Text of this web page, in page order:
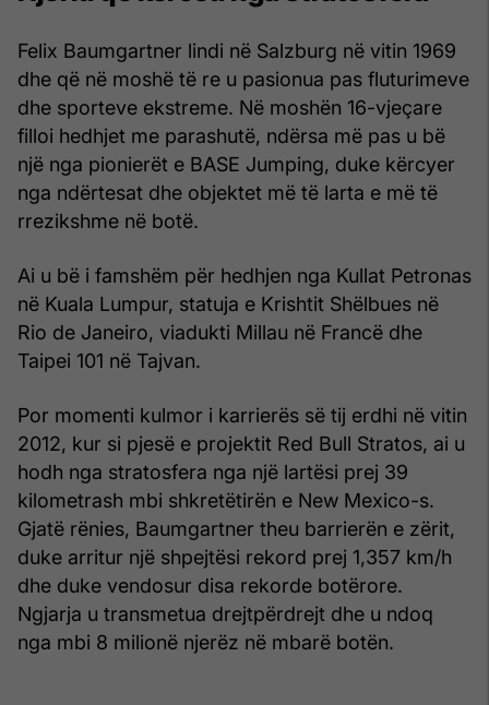
Felix Baumgartner lindi në Salzburg në vitin 1969
dhe që në moshë të re u pasionua pas fluturimeve
dhe sporteve ekstreme. Në moshën 16-vjeçare
filloi hedhjet me parashutë, ndërsa më pas u bë
një nga pionierët e BASE Jumping, duke kërcyer
nga ndërtesat dhe objektet më të larta e më të
rrezikshme në botë.
Ai u bë i famshëm për hedhjen nga Kullat Petronas
në Kuala Lumpur, statuja e Krishtit Shëlbues në
Rio de Janeiro, viadukti Millau në Francë dhe
Taipei 101 në Tajvan.
Por momenti kulmor i karrierës së tij erdhi në vitin
2012, kur si pjesë e projektit Red Bull Stratos, ai u
hodh nga stratosfera nga një lartësi prej 39
kilometrash mbi shkretëtirën e New Mexico-s.
Gjatë rënies, Baumgartner theu barrierën e zërit,
duke arritur një shpejtësi rekord prej 1,357 km/h
dhe duke vendosur disa rekorde botërore.
Ngjarja u transmetua drejtpërdrejt dhe u ndoq
nga mbi 8 milionë njerëz në mbarë botën.